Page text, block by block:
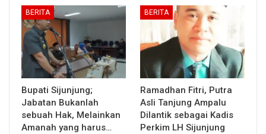
BERITA
Bupati Sijunjung;
Jabatan Bukanlah
sebuah Hak, Melainkan
Amanah yang harus…
BERITA
Ramadhan Fitri, Putra
Asli Tanjung Ampalu
Dilantik sebagai Kadis
Perkim LH Sijunjung